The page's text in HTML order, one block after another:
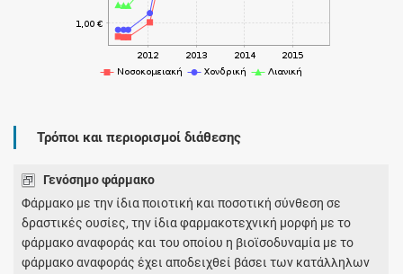
Τρόποι και περιορισμοί διάθεσης
Γενόσημο φάρμακο
Φάρμακο με την ίδια ποιοτική και ποσοτική σύνθεση σε
δραστικές ουσίες, την ίδια φαρμακοτεχνική μορφή με το
φάρμακο αναφοράς και του οποίου η βιοϊσοδυναμία με το
φάρμακο αναφοράς έχει αποδειχθεί βάσει των κατάλληλων